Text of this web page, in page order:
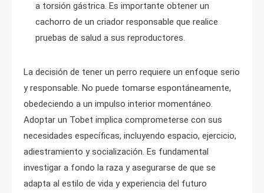
a torsión gástrica. Es importante obtener un
cachorro de un criador responsable que realice
pruebas de salud a sus reproductores.
La decisión de tener un perro requiere un enfoque serio
y responsable. No puede tomarse espontáneamente,
obedeciendo a un impulso interior momentáneo.
Adoptar un Tobet implica comprometerse con sus
necesidades específicas, incluyendo espacio, ejercicio,
adiestramiento y socialización. Es fundamental
investigar a fondo la raza y asegurarse de que se
adapta al estilo de vida y experiencia del futuro